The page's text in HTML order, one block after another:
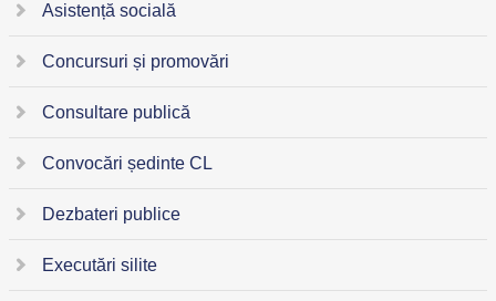
Asistență socială
Concursuri și promovări
Consultare publică
Convocări ședinte CL
Dezbateri publice
Executări silite